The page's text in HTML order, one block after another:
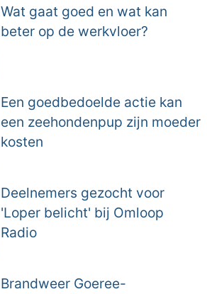
Wat gaat goed en wat kan
beter op de werkvloer?
Een goedbedoelde actie kan
een zeehondenpup zijn moeder
kosten
Deelnemers gezocht voor
'Loper belicht' bij Omloop
Radio
Brandweer Goeree-